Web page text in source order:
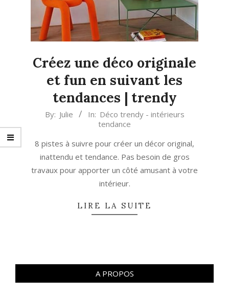
Créez une déco originale
et fun en suivant les
tendances | trendy
2024-
22
By: Julie In: Déco trendy - intérieurs
tendance
8 pistes à suivre pour créer un décor original,
inattendu et tendance. Pas besoin de gros
travaux pour apporter un côté amusant à votre
intérieur.
LIRE LA SUITE
A PROPOS